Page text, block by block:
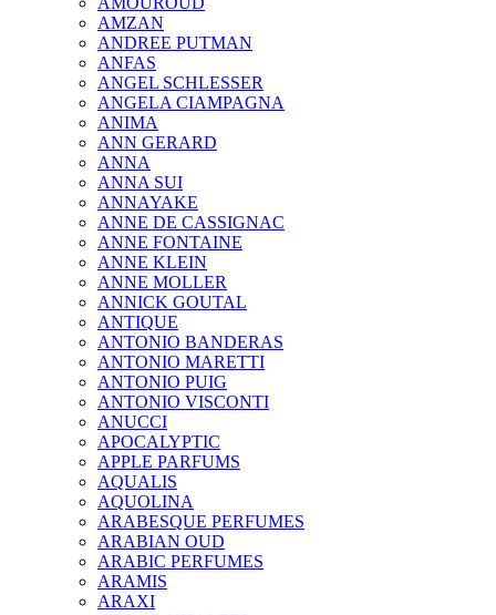
AMZAN
ANDREE PUTMAN
ANFAS
ANGEL SCHLESSER
ANGELA CIAMPAGNA
ANIMA
ANN GERARD
ANNA
ANNA SUI
ANNAYAKE
ANNE DE CASSIGNAC
ANNE FONTAINE
ANNE KLEIN
ANNE MOLLER
ANNICK GOUTAL
ANTIQUE
ANTONIO BANDERAS
ANTONIO MARETTI
ANTONIO PUIG
ANTONIO VISCONTI
ANUCCI
APOCALYPTIC
APPLE PARFUMS
AQUALIS
AQUOLINA
ARABESQUE PERFUMES
ARABIAN OUD
ARABIC PERFUMES
ARAMIS
ARAXI